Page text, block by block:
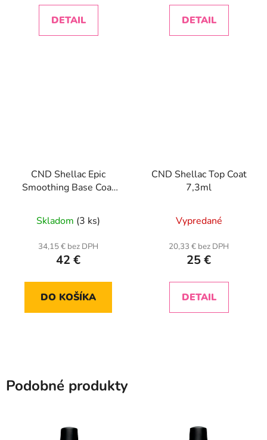
DETAIL DETAIL
CND Shellac Epic
Smoothing Base Coat
Skladom (3 ks)
34,15 € bez DPH
42 €
DO KOŠÍKA
CND Shellac Top Coat
7,3ml
Vypredané
20,33 € bez DPH
25 €
DETAIL
Podobné produkty